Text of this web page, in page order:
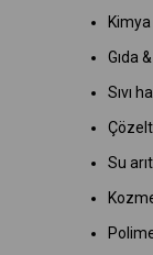
Gıda
Sıvı
Su